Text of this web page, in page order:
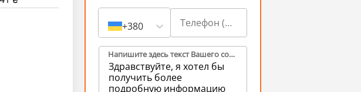
+380
Напишите здесь текст Вашего сообщения продавцам (обязательно)